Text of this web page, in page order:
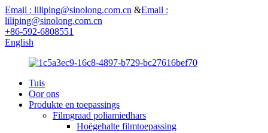
Email : liliping@sinolong.com.cn &Email :
liliping@sinolong.com.cn
+86-592-6808551
English
Tuis
Oor ons
Produkte en toepassings
Filmgraad poliamiedhars
Hoëgehalte filmtoepassing